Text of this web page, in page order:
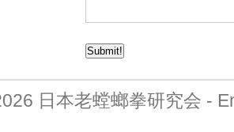
日本老螳螂拳研究会 -